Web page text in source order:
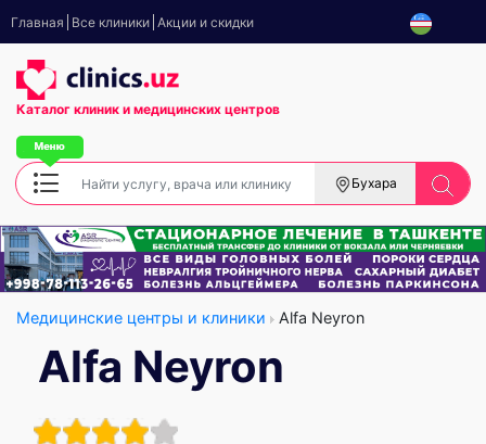
Главная Все клиники Акции и скидки
Каталог клиник и медицинских центров
Бухара
Медицинские центры и клиники Alfa Neyron
Alfa Neyron